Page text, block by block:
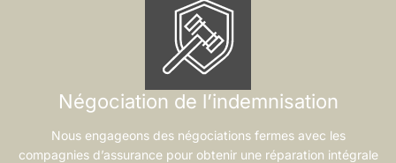
Négociation de l’indemnisation
Nous engageons des négociations fermes avec les
compagnies d’assurance pour obtenir une réparation intégrale